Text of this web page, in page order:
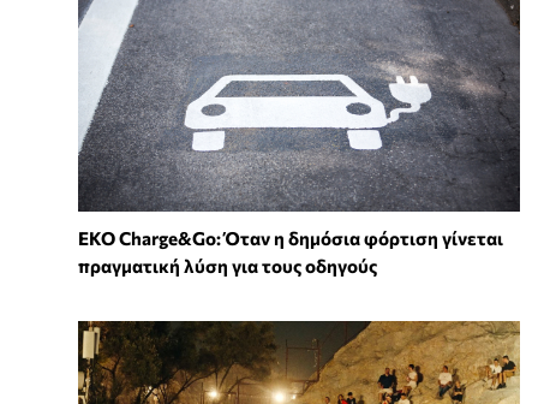
EKO Charge&Go: Όταν η δημόσια φόρτιση γίνεται
πραγματική λύση για τους οδηγούς